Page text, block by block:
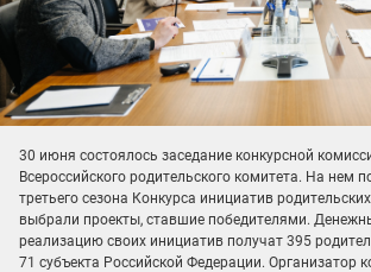
30 июня состоялось заседание конкурсной
Всероссийского родительского комитета. На нем
третьего сезона Конкурса инициатив
выбрали проекты, ставшие победителями.
реализацию своих инициатив получат 395
71 субъекта Российской Федерации. Организатор